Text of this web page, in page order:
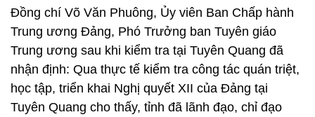
Đồng chí Võ Văn Phuông, Ủy viên Ban Chấp hành
Trung ương Đảng, Phó Trưởng ban Tuyên giáo
Trung ương sau khi kiểm tra tại Tuyên Quang đã
nhận định: Qua thực tế kiểm tra công tác quán triệt,
học tập, triển khai Nghị quyết XII của Đảng tại
Tuyên Quang cho thấy, tỉnh đã lãnh đạo, chỉ đạo